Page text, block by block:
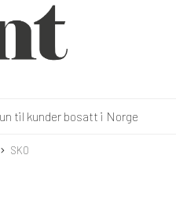
til kunder bosatt i Norge
SKO